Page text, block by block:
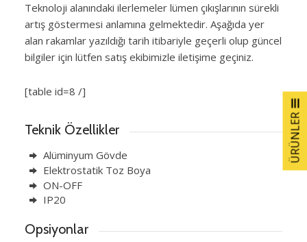
Teknoloji alanındaki ilerlemeler lümen çıkışlarının sürekli
artış göstermesi anlamına gelmektedir. Aşağıda yer
alan rakamlar yazıldığı tarih itibariyle geçerli olup güncel
bilgiler için lütfen satış ekibimizle iletişime geçiniz.
[table id=8 /]
Teknik Özellikler
Alüminyum Gövde
Elektrostatik Toz Boya
ON-OFF
IP20
Opsiyonlar
ÜRÜNLER